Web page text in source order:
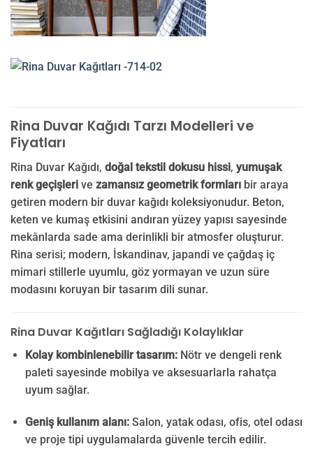
Rina Duvar Kağıdı Tarzı Modelleri ve
Fiyatları
Rina Duvar Kağıdı, doğal tekstil dokusu hissi, yumuşak
renk geçişleri ve zamansız geometrik formları bir araya
getiren modern bir duvar kağıdı koleksiyonudur. Beton,
keten ve kumaş etkisini andıran yüzey yapısı sayesinde
mekânlarda sade ama derinlikli bir atmosfer oluşturur.
Rina serisi; modern, İskandinav, japandi ve çağdaş iç
mimari stillerle uyumlu, göz yormayan ve uzun süre
modasını koruyan bir tasarım dili sunar.
Rina Duvar Kağıtları Sağladığı Kolaylıklar
Kolay kombinlenebilir tasarım:Nötr ve dengeli renk
paleti sayesinde mobilya ve aksesuarlarla rahatça
uyum sağlar.
Geniş kullanım alanı:Salon, yatak odası, ofis, otel odası
ve proje tipi uygulamalarda güvenle tercih edilir.